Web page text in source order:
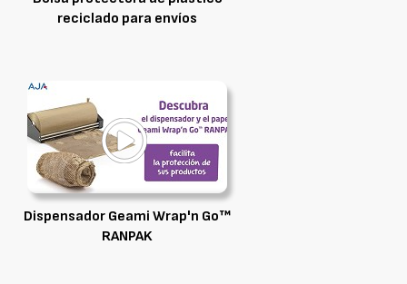
reciclado para envíos
Dispensador Geami Wrap'n Go™
RANPAK